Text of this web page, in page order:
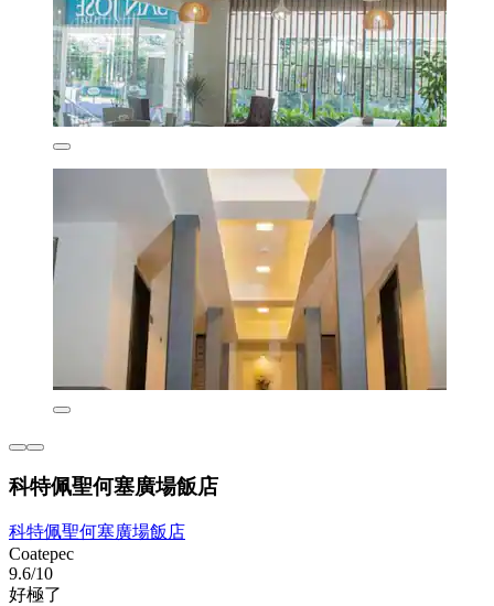
科特佩聖何塞廣場飯店
科特佩聖何塞廣場飯店
Coatepec
9.6/10
好極了